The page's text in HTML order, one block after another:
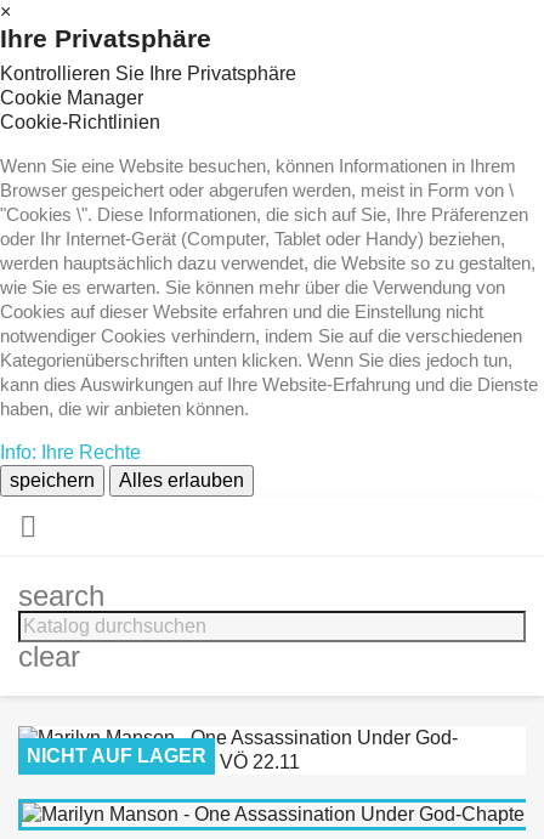
×
Ihre Privatsphäre
Kontrollieren Sie Ihre Privatsphäre
Cookie Manager
Cookie-Richtlinien
Wenn Sie eine Website besuchen, können Informationen in Ihrem
Browser gespeichert oder abgerufen werden, meist in Form von \
"Cookies \". Diese Informationen, die sich auf Sie, Ihre Präferenzen
oder Ihr Internet-Gerät (Computer, Tablet oder Handy) beziehen,
werden hauptsächlich dazu verwendet, die Website so zu gestalten,
wie Sie es erwarten. Sie können mehr über die Verwendung von
Cookies auf dieser Website erfahren und die Einstellung nicht
notwendiger Cookies verhindern, indem Sie auf die verschiedenen
Kategorienüberschriften unten klicken. Wenn Sie dies jedoch tun,
kann dies Auswirkungen auf Ihre Website-Erfahrung und die Dienste
haben, die wir anbieten können.
Info: Ihre Rechte
speichern
Alles erlauben

search
clear
NICHT AUF LAGER